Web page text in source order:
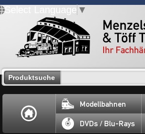
Select Language ▼
Produktsuche
Modellbahnen
DVDs / Blu-Rays